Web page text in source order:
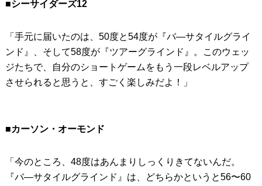
■シーサイダーズ12
「手元に届いたのは、50度と54度が『バ―サタイルグライ
ンド』、そして58度が『ツアーグラインド』。このウェッ
ジたちで、自分のショートゲームをもう一段レベルアップ
させられると思うと、すごく楽しみだよ！」
■カーソン・オーモンド
「今のところ、48度はあんまりしっくりきてないんだ。
『バ―サタイルグラインド』は、どちらかというと56〜60